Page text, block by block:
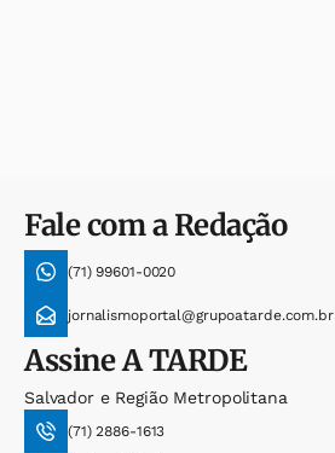
Fale com a Redação
(71) 99601-0020
jornalismoportal@grupoatarde.com.br
AssineA TARDE
Salvador e Região Metropolitana
(71) 2886-1613